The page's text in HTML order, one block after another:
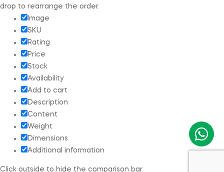
drop to rearrange the order.
Image
SKU
Rating
Price
Stock
Availability
Add to cart
Description
Content
Weight
Dimensions
Additional information
Click outside to hide the comparison bar